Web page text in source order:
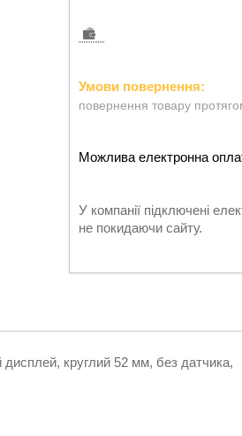
повернення товару
У компанії підключені
не покидаючи сайту.
круглий 52 мм, без датчика,